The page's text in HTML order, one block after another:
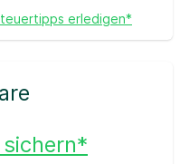
erledigen*